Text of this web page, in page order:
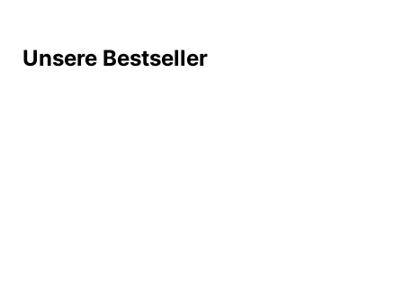
Unsere Bestseller